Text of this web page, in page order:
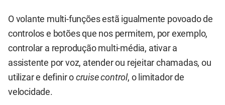
O volante multi-funções estã igualmente povoado de
controlos e botões que nos permitem, por exemplo,
controlar a reprodução multi-média, ativar a
assistente por voz, atender ou rejeitar chamadas, ou
utilizar e definir o cruise control, o limitador de
velocidade.